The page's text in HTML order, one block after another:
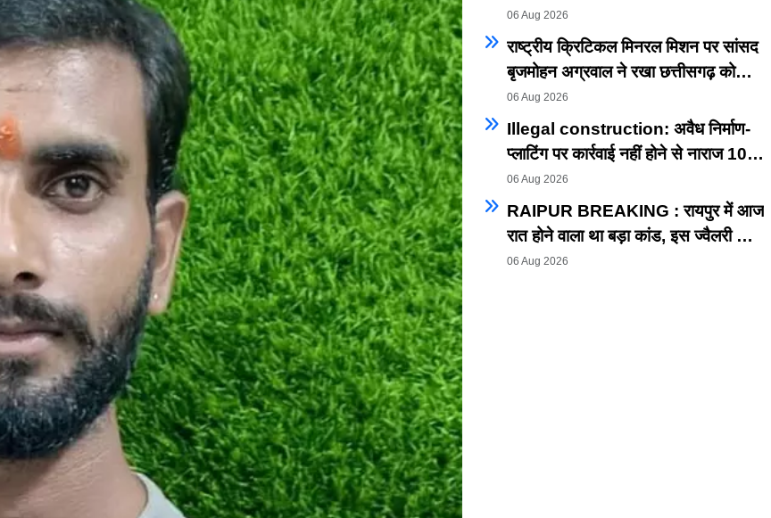
उड़ाए ₹40 हजार, आरोपी की तलाश तेज
06 Aug 2026
राष्ट्रीय क्रिटिकल मिनरल मिशन पर सांसद
बृजमोहन अग्रवाल ने रखा छत्तीसगढ़ को
भारत की ऊर्जा सुरक्षा एवं भविष्य की
क्रिटिकल मिनरल अर्थव्यवस्था का अग्रणी
राज्य बनाने का विजन
06 Aug 2026
Illegal construction: अवैध निर्माण-
प्लाटिंग पर कार्रवाई नहीं होने से नाराज 10
पार्षद, एक सप्ताह का दिया अल्टीमेटम;
धरना-प्रदर्शन की चेतावनी।
06 Aug 2026
RAIPUR BREAKING : रायपुर में आज
रात होने वाला था बड़ा कांड, इस ज्वैलरी शॉप
में थी डकैती की साजिश, चलने वाली थी
06 Aug 2026